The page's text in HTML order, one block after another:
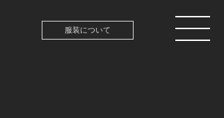
服装について